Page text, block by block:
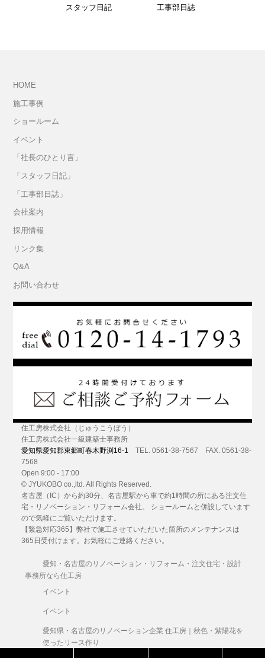
スタッフ日記 工事部日誌
HOME
施工事例
ショールーム
イベント
「社長のひとり言」
「スタッフ日記」
「工事部日誌」
会社案内
採用情報
リンク集
Q&A
お問い合わせ
住工房株式会社（じゅうこうぼう）
住工房株式会社一級建築士事務所
愛知県愛知郡東郷町春木野渕16-1
TEL. 0561-38-7567 FAX. 0561-38-
7568
Open 9:00 - 17:00
© JYUKOBO co.,ltd. All Rights Reserved.
名古屋（IC）から約30分、名古屋駅から車で約1時間の所にある注文住
宅・リノベーション・リフォーム会社。 ショールームと併設しています
ので気軽にご覧いただけます。
【緊急対応365】弊社で施工させていただいた箇所のメンテナンスは
365日受付けます。お気軽にご連絡ください。
愛知・名古屋のリノベーション・リフォーム・注文住宅・設計
事務所なら住工房
イベント
イベント
愛知県・名古屋のリノベーション企業 住工房｜秋色・紫陽花を
使ったリース作り